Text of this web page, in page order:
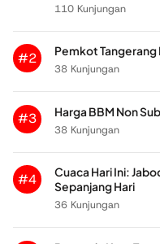
110 Kunjungan
#2
Pemkot Tangerang
38 Kunjungan
#3
Harga BBM Non
38 Kunjungan
#4
Cuaca Hari Ini:
Sepanjang Hari
36 Kunjungan